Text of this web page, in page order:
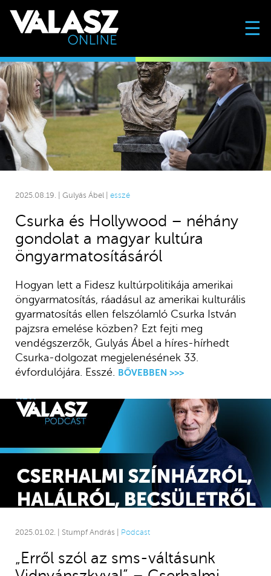
☰
2025.08.19. | Gulyás Ábel | esszé
Csurka és Hollywood – néhány
gondolat a magyar kultúra
öngyarmatosításáról
Hogyan lett a Fidesz kultúrpolitikája amerikai
öngyarmatosítás, ráadásul az amerikai kulturális
gyarmatosítás ellen felszólamló Csurka István
pajzsra emelése közben? Ezt fejti meg
vendégszerzők, Gulyás Ábel a híres-hírhedt
Csurka-dolgozat megjelenésének 33.
évfordulójára. Esszé. BŐVEBBEN >>>
2025.01.02. | Stumpf András | Podcast
„Erről szól az sms-váltásunk